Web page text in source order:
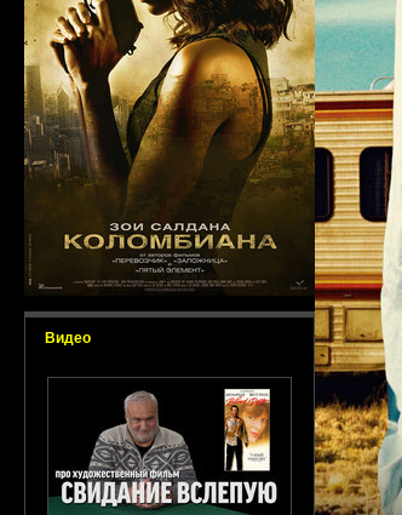
Видео